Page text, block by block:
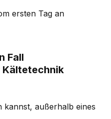
ersten Tag an
Fall
kannst, außerhalb eines